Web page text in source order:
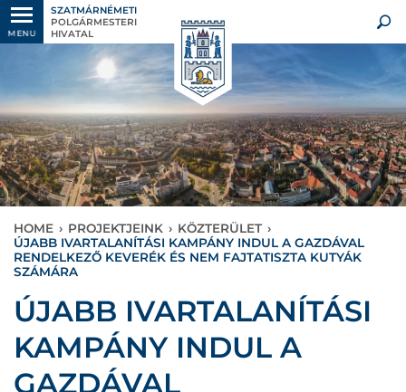
MENU
SZATMÁRNÉMETI
POLGÁRMESTERI
HIVATAL
HOME › PROJEKTJEINK › KÖZTERÜLET ›
ÚJABB IVARTALANÍTÁSI KAMPÁNY INDUL A GAZDÁVAL
RENDELKEZŐ KEVERÉK ÉS NEM FAJTATISZTA KUTYÁK
SZÁMÁRA
ÚJABB IVARTALANÍTÁSI
KAMPÁNY INDUL A
GAZDÁVAL